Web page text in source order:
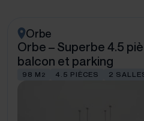
Orbe
Orbe – Superbe 4.5
balcon et parking
98 M 2 4.5 PIÈCES 2